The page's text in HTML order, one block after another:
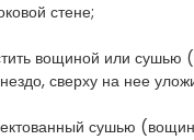
стене;
вощиной или
сверху на нее
сушью